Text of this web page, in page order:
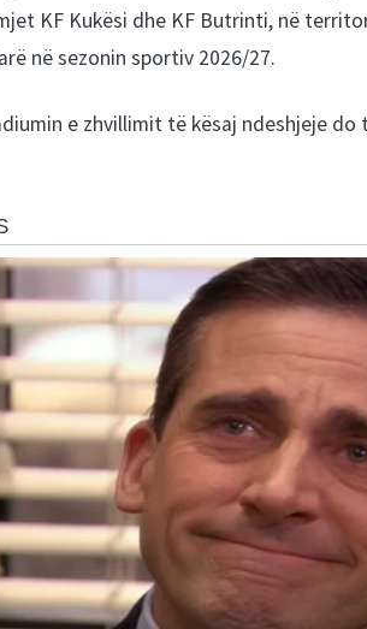
KF Kukësi dhe KF Butrinti, në
në sezonin sportiv 2026/27.
e zhvillimit të kësaj ndeshjeje do